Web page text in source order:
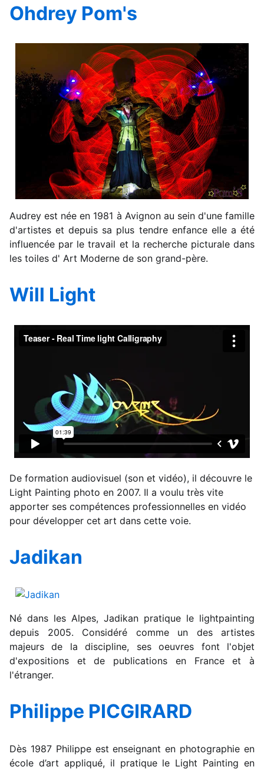
Ohdrey Pom's
Audrey est née en 1981 à Avignon au sein d'une famille
d'artistes et depuis sa plus tendre enfance elle a été
influencée par le travail et la recherche picturale dans
les toiles d' Art Moderne de son grand-père.
Will Light
De formation audiovisuel (son et vidéo), il découvre le
Light Painting photo en 2007. Il a voulu très vite
apporter ses compétences professionnelles en vidéo
pour développer cet art dans cette voie.
Jadikan
Né dans les Alpes, Jadikan pratique le lightpainting
depuis 2005. Considéré comme un des artistes
majeurs de la discipline, ses oeuvres font l'objet
d'expositions et de publications en France et à
l'étranger.
Philippe PICGIRARD
Dès 1987 Philippe est enseignant en photographie en
école d’art appliqué, il pratique le Light Painting en